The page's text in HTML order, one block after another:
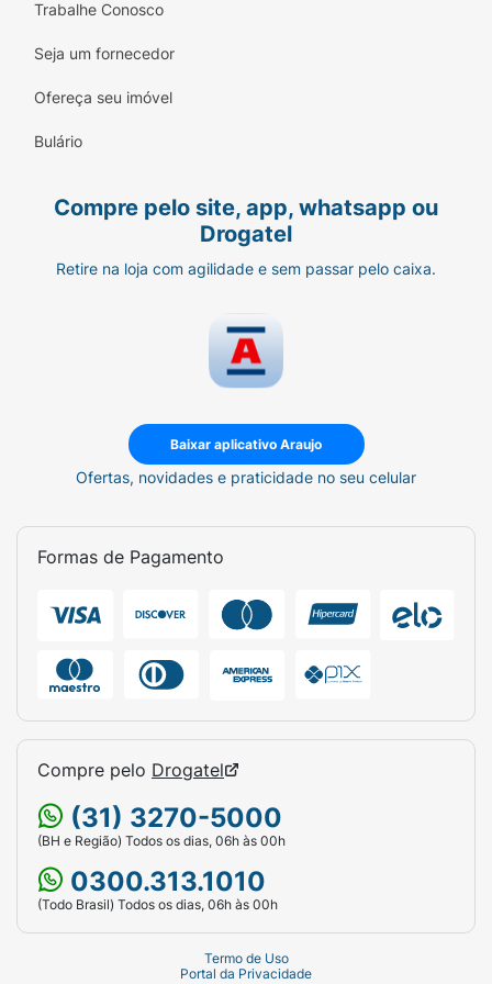
Maria.
Especificações Técnicas:
Marca:João e Maria (Cimed)
Modelo:
Material: Silicone
Conteúdo:1 unidade
Garanta uma alimentação tranquila e segura
para o seu bebê com a linha João e Maria.
Trabalhe Conosco
Seja um fornecedor
Ofereça seu imóvel
Bulário
Compre pelo site, app, whatsapp ou
Drogatel
Retire na loja com agilidade e sem passar pelo caixa.
Baixar aplicativo Araujo
Ofertas, novidades e praticidade no seu celular
Formas de Pagamento
Compre pelo Drogatel
(31) 3270-5000
(BH e Região) Todos os dias, 06h às 00h
0300.313.1010
(Todo Brasil) Todos os dias, 06h às 00h
Termo de Uso
Portal da Privacidade